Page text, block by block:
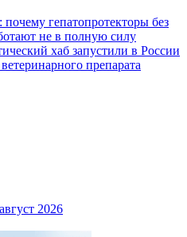
гепатопротекторы без
не в полную силу
хаб запустили в России
препарата
2026